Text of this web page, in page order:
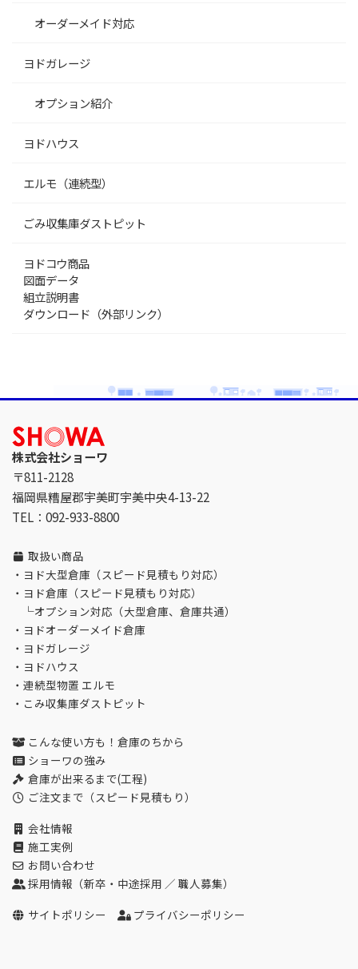
オーダーメイド対応
ヨドガレージ
オプション紹介
ヨドハウス
エルモ（連続型）
ごみ収集庫ダストピット
ヨドコウ商品
図面データ
組立説明書
ダウンロード（外部リンク）
株式会社ショーワ
〒811-2128
福岡県糟屋郡宇美町宇美中央4-13-22
TEL：092-933-8800
取扱い商品
・ ヨド大型倉庫（スピード見積もり対応）
・ ヨド倉庫（スピード見積もり対応）
└オプション対応（大型倉庫、倉庫共通）
・ ヨドオーダーメイド倉庫
・ ヨドガレージ
・ ヨドハウス
・ 連続型物置 エルモ
・ こみ収集庫ダストピット
こんな使い方も！倉庫のちから
ショーワの強み
倉庫が出来るまで(工程)
ご注文まで（スピード見積もり）
会社情報
施工実例
お問い合わせ
採用情報（新卒・中途採用 ／ 職人募集）
サイトポリシー
プライバシーポリシー